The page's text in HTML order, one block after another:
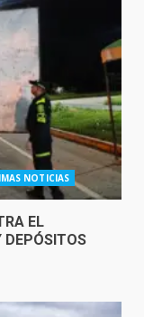
NOTICIAS
EL
DEPÓSITOS